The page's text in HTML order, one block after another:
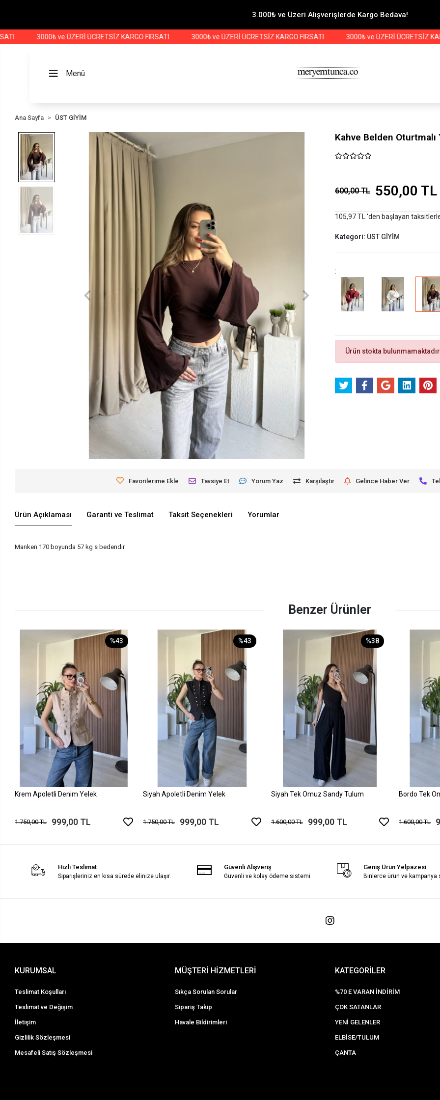
3.000₺ ve Üzeri Alışverişlerde Kargo Bedava!
3000₺ ve ÜZERİ ÜCRETSİZ KARGO FIRSATI 3000₺ ve ÜZERİ ÜCRETSİZ KARGO FIRSATI 3000₺ ve ÜZERİ ÜCRETSİZ KARGO
Menü
Ana Sayfa ÜST GİYİM
Kahve Belden Oturtmalı
600,00 TL 550,00 TL
105,97 TL 'den başlayan
Kategori: ÜST GİYİM
:
Ürün stokta
Favorilerime Ekle Tavsiye Et Yorum Yaz Karşılaştır Gelince Haber Ver
Ürün Açıklaması Garanti ve Teslimat Taksit Seçenekleri Yorumlar
Manken 170 boyunda 57 kg s bedendir
Benzer Ürünler
%43
Krem Apoletli Denim Yelek
1.750,00 TL 999,00 TL
%43
Siyah Apoletli Denim Yelek
1.750,00 TL 999,00 TL
%38
Siyah Tek Omuz Sandy Tulum
1.600,00 TL 999,00 TL
Bordo Tek
1.600,00 TL
Hızlı Teslimat
Siparişleriniz en kısa sürede elinize ulaşır.
Güvenli Alışveriş
Güvenli ve kolay ödeme sistemi
Geniş Ürün Yelpazesi
Binlerce ürün ve kampanya
KURUMSAL
Teslimat Koşulları
Teslimat ve Değişim
İletişim
Gizlilik Sözleşmesi
Mesafeli Satış Sözleşmesi
MÜŞTERİ HİZMETLERİ
Sıkça Sorulan Sorular
Sipariş Takip
Havale Bildirimleri
KATEGORİLER
%70 E VARAN İNDİRİM
ÇOK SATANLAR
YENİ GELENLER
ELBİSE/TULUM
ÇANTA